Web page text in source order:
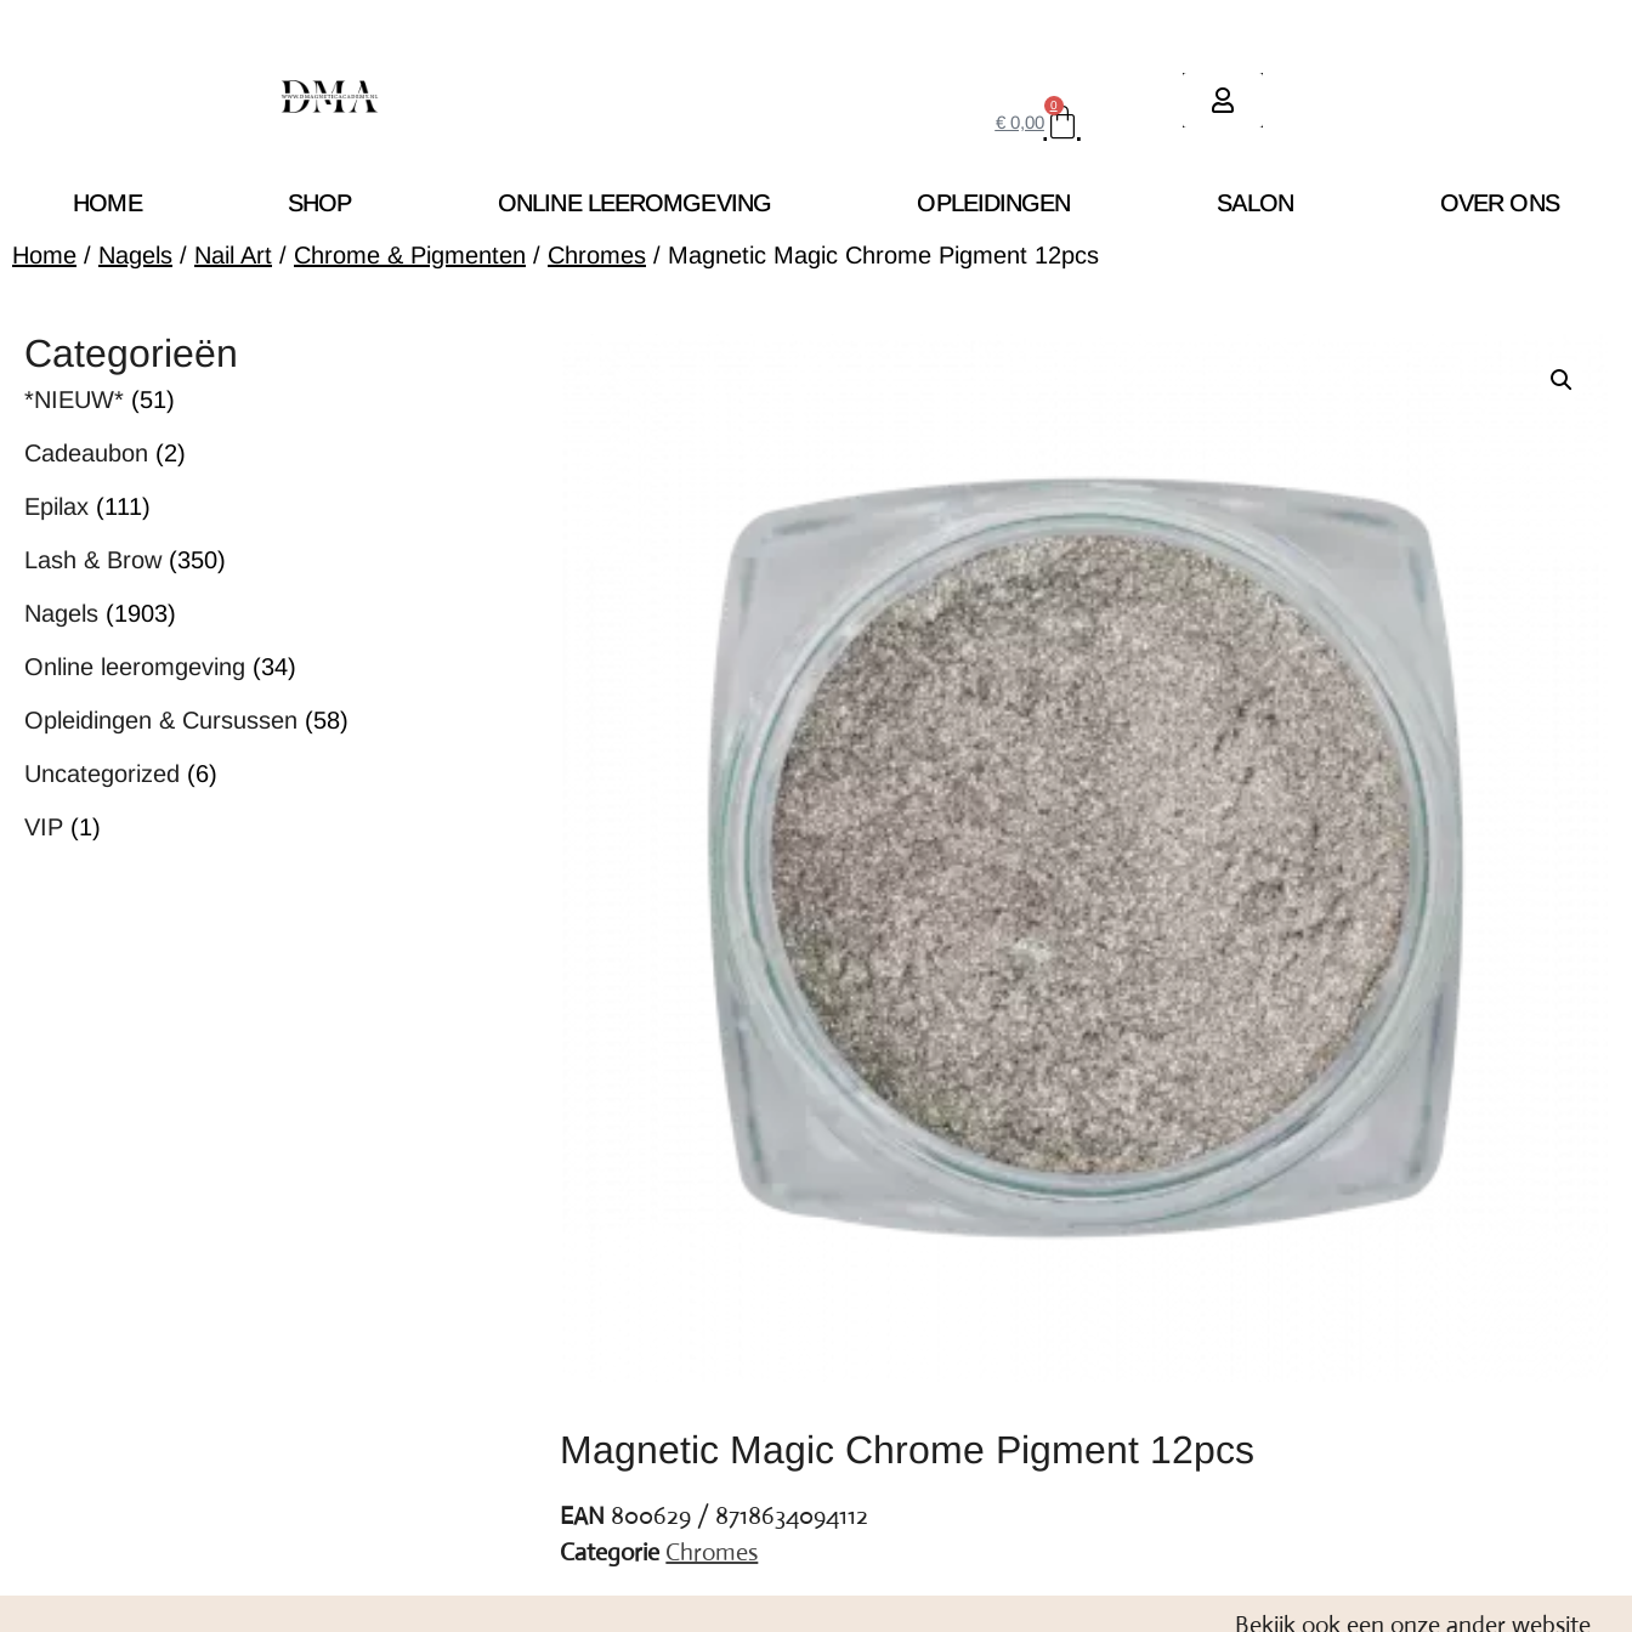
€0,00
0
HOME SHOP ONLINE LEEROMGEVING OPLEIDINGEN SALON
OVER ONS
Home / Nagels / Nail Art / Chrome & Pigmenten / Chromes / Magnetic Magic Chrome Pigment 12pcs
Categorieën
*NIEUW* (51)
Cadeaubon (2)
Epilax (111)
Lash & Brow (350)
Nagels (1903)
Online leeromgeving (34)
Opleidingen & Cursussen (58)
Uncategorized (6)
VIP (1)
Magnetic Magic Chrome Pigment 12pcs
EAN 800629 / 8718634094112
Categorie Chromes
Bekijk ook een onze ander website